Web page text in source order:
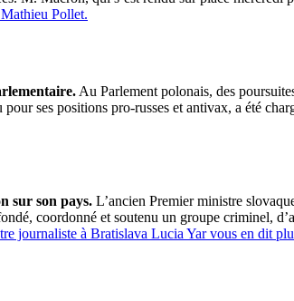
Pollet.
Au Parlement polonais, des
ses positions pro-russes et antivax, a été
sur son pays. L’ancien Premier ministre
coordonné et soutenu un groupe criminel,
journaliste à Bratislava Lucia Yar vous en dit